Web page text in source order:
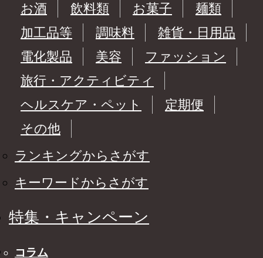
お酒
飲料類 お菓子
麺類
加工品等
調味料
雑貨・日用品
電化製品
美容
ファッション
旅行・アクティビティ
ヘルスケア・ペット
定期便
その他
ランキングからさがす
キーワードからさがす
特集・キャンペーン
コラム